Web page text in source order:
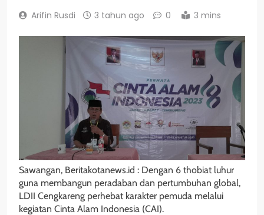
Arifin Rusdi 3 tahun ago 0 3 mins
Sawangan, Beritakotanews.id : Dengan 6 thobiat luhur
guna membangun peradaban dan pertumbuhan global,
LDII Cengkareng perhebat karakter pemuda melalui
kegiatan Cinta Alam Indonesia (CAI).